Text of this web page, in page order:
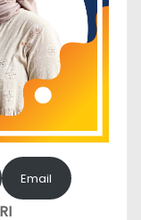
Email